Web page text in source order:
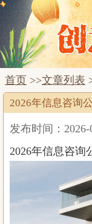
首页 >>文章列表
2026年信息咨询
发布时间：2026-
2026年信息咨询